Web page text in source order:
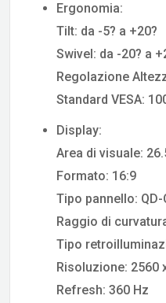
Ergonomia:
Tilt: da -5? a +20?
Swivel: da -20? a
Regolazione
Standard VESA:
Display:
Area di visuale:
Formato: 16:9
Tipo pannello: QD-
Raggio di
Tipo
Risoluzione: 2560
Refresh: 360 Hz